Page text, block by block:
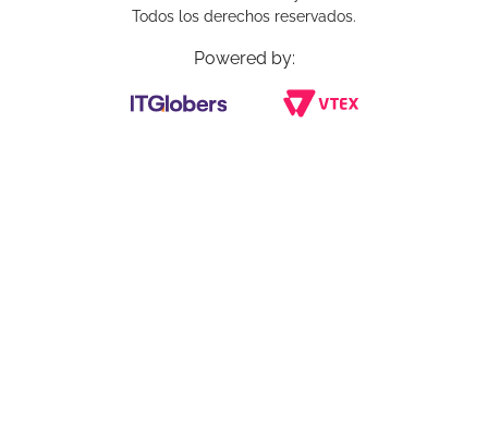
Todos los derechos reservados.
Powered by: